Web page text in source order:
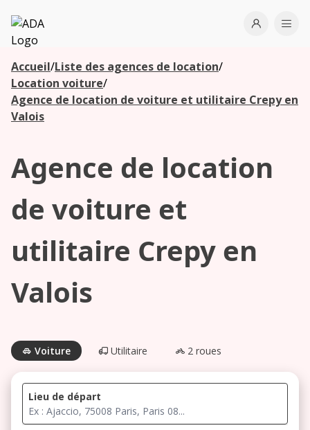
ADA
Open
Accueil/Liste des agences de location/
Location voiture/
Agence de location de voiture et utilitaire Crepy en
Valois
Agence de location
de voiture et
utilitaire Crepy en
Valois
Voiture Utilitaire 2 roues
Lieu de départ
Les
agences à
proximité
Commencez
votre
recherche
pour voir les
proximité